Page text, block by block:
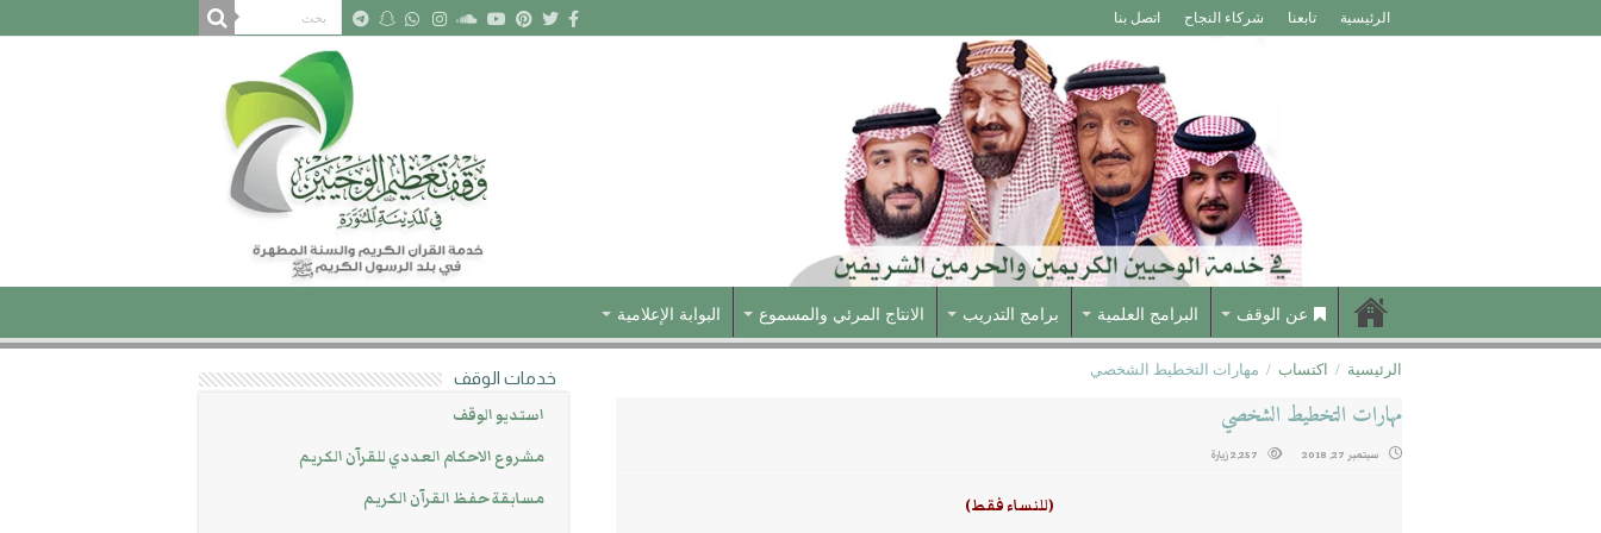
الرئيسية تابعنا شركاء النجاح اتصل بنا
عن الوقف البرامج العلمية برامج التدريب الانتاج المرئي والمسموع البوابة الإعلامية
الرئيسية / اكتساب / مهارات التخطيط الشخصي
مهارات التخطيط الشخصي
سبتمبر 27, 2018 2,257 زيارة
(للنساء فقط)
خدمات الوقف
استديو الوقف
مشروع الاحكام العددي للقرآن الكريم
مسابقة حفظ القرآن الكريم